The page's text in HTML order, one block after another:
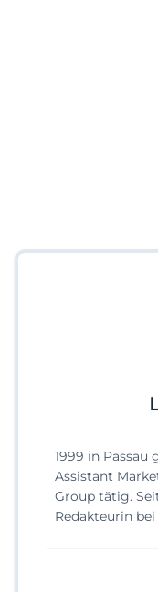
1999 in Passau
Assistant
Group tätig.
Redakteurin